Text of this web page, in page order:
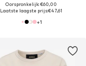
Oorspronkelijk: €60,00
Laatste laagste prijs:€47,61
+1